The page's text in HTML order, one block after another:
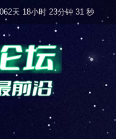
天 18小时 23分钟 32 秒